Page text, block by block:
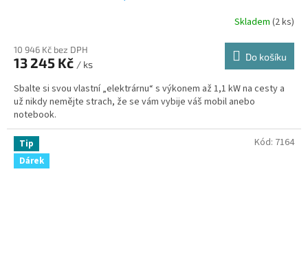
Skladem (2 ks)
10 946 Kč bez DPH
13 245 Kč / ks
Do košíku
Sbalte si svou vlastní „elektrárnu“ s výkonem až 1,1 kW na cesty a
už nikdy nemějte strach, že se vám vybije váš mobil anebo
notebook.
Tip
Dárek
Kód: 7164